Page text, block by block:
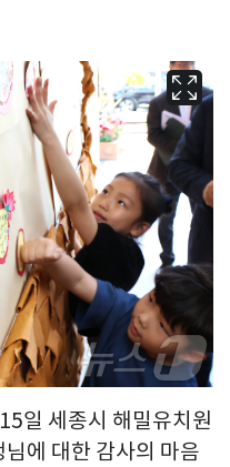
일 세종시 해밀유치원
에 대한 감사의 마음